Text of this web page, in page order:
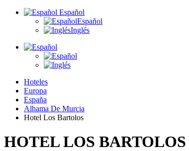
Español
Español
Inglés
Hoteles
Europa
España
Alhama De Murcia
Hotel Los Bartolos
HOTEL LOS BARTOLOS